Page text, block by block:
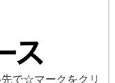
先で☆マークをクリ